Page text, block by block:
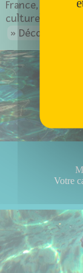
France, Gordes
culturel riche.
Découvrir
Votre